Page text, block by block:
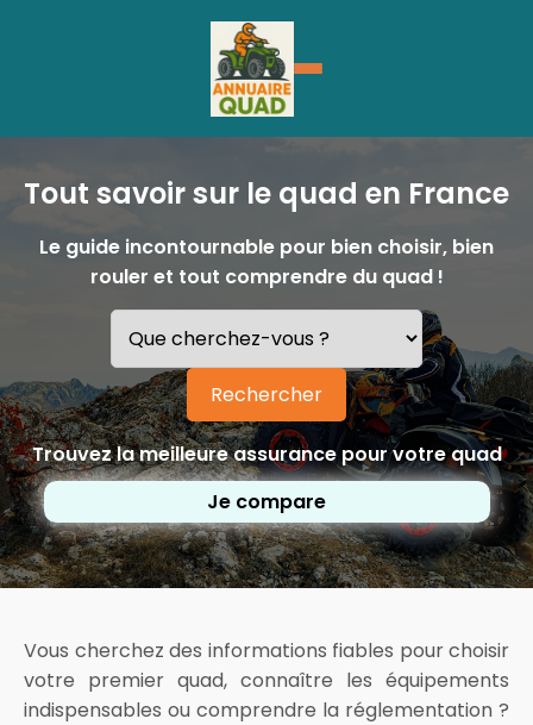
Tout savoir sur le quad en France
Le guide incontournable pour bien choisir, bien
rouler et tout comprendre du quad !
Rechercher
Trouvez la meilleure assurance pour votre quad
Je compare
Vous cherchez des informations fiables pour choisir
votre premier quad, connaître les équipements
indispensables ou comprendre la réglementation ?